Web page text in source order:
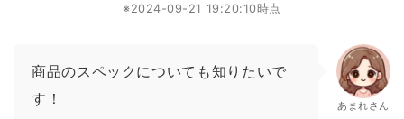
※2024-09-21 19:20:10時点
商品のスペックについても知りたいで
す！
あまれさん